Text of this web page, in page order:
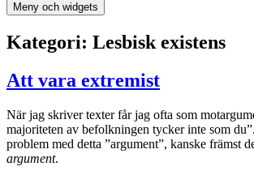
Meny och widgets
Kategori: Lesbisk existens
Att vara extremist
När jag skriver texter får jag ofta som
majoriteten av befolkningen tycker inte som
problem med detta ”argument”, kanske främst
argument.